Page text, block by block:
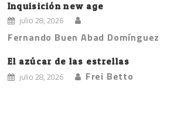
Inquisición new age
julio 28, 2026
Fernando Buen Abad Domínguez
El azúcar de las estrellas
julio 28, 2026 Frei Betto